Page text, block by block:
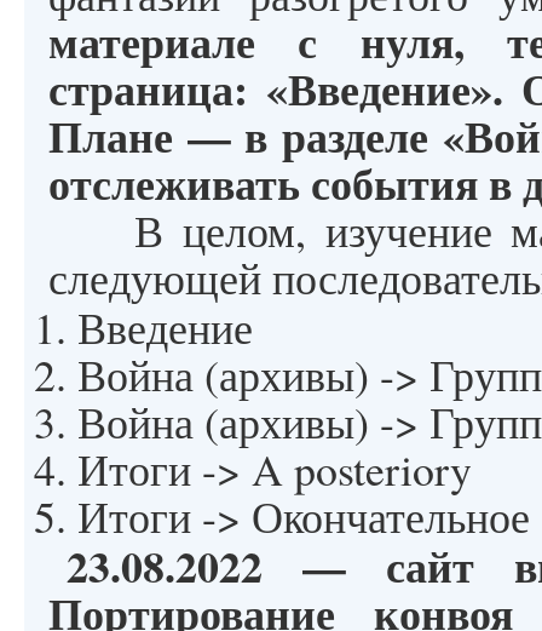
материале с нуля,
страница:
Плане — в разделе
отслеживать события в
В целом, изучение
следующей
Введение
Война (архивы) ->
Война (архивы) ->
Итоги -> A posteriory
Итоги ->
23.08.2022 — сайт
Портирование